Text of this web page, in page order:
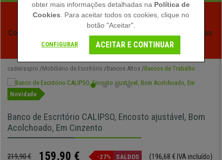
Começam os Saldos de Verão em Cadeiraspro! Descontos
Exclusivos por Tempo Limitado - Ver Promoção
cadeiraspro Mobiliário de Escritório Bancos Altos Bancos de Trabalho
Novidade
Banco de Escritório CALIPSO, Encosto ajustável, Bom
Acolchoado, Em Cinzento
219,90 € 159,90 € -27% SALDOS (196,68 € IVA incluído)
obter mais informações detalhadas na Política de
Cookies . Para aceitar todos os cookies, clique no
botão "Aceitar".
CONFIGURAR ACEITAR E CONTINUAR